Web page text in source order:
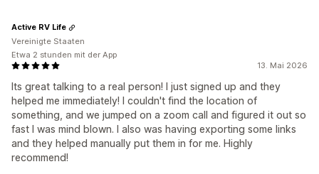
13. Mai 2026
Its great talking to a real person! I just signed up and they
helped me immediately! I couldn't find the location of
something, and we jumped on a zoom call and figured it out so
fast I was mind blown. I also was having exporting some links
and they helped manually put them in for me. Highly
recommend!
Active RV Life
Vereinigte Staaten
Etwa 2 stunden mit der App